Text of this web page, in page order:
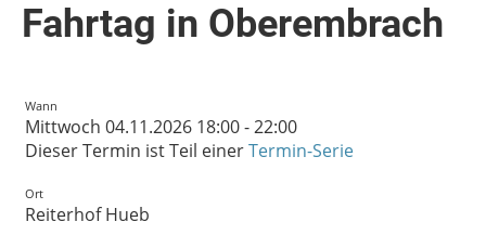
Fahrtag in Oberembrach
Wann
Mittwoch 04.11.2026 18:00 - 22:00
Dieser Termin ist Teil einerTermin-Serie
Ort
Reiterhof Hueb